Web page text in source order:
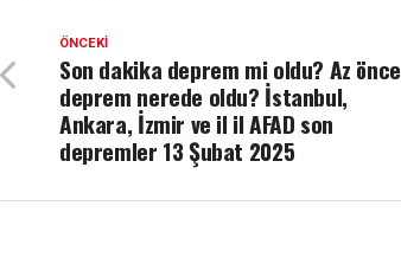
ÖNCEKI
Son dakika deprem mi oldu? Az önce
deprem nerede oldu? İstanbul,
Ankara, İzmir ve il il AFAD son
depremler 13 Şubat 2025